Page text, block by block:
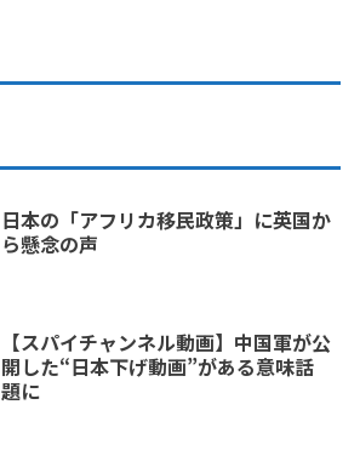
日本の「アフリカ移民政策」に英国か
ら懸念の声
【スパイチャンネル動画】中国軍が公
開した“日本下げ動画”がある意味話
題に